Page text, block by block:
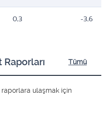
0,3 -3,6
Raporları Tümü
raporlara ulaşmak için